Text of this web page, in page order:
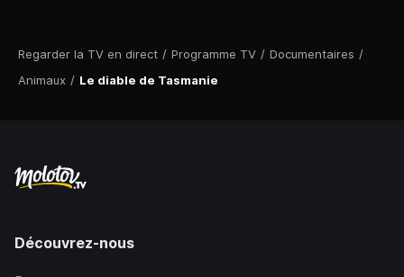
Regarder la TV en direct / Programme TV / Documentaires /
Animaux / Le diable de Tasmanie
Découvrez-nous